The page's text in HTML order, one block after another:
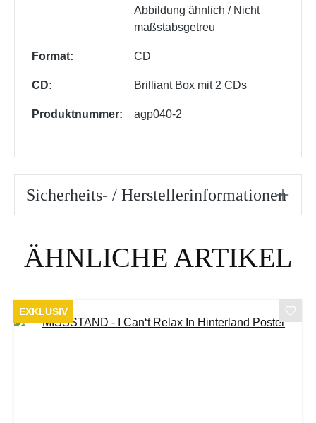
Abbildung ähnlich / Nicht
maßstabsgetreu
Format: CD
CD: Brilliant Box mit 2 CDs
Produktnummer: agp040-2
Sicherheits- / Herstellerinformationen
ÄHNLICHE ARTIKEL
EXKLUSIV